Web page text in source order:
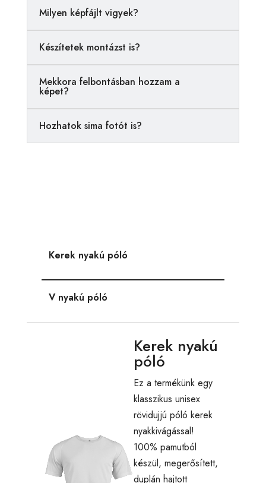
Milyen képfájlt vigyek?
Készítetek montázst is?
Mekkora felbontásban hozzam a
képet?
Hozhatok sima fotót is?
Kerek nyakú póló
V nyakú póló
Kerek nyakú
póló
Ez a termékünk egy
klasszikus unisex
rövidujjú póló kerek
nyakkivágással!
100% pamutból
készül, megerősített,
duplán hajtott